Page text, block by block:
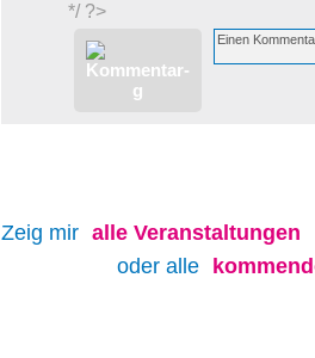
*/ ?>
Zeig mir alle Veranstaltungen
oder alle